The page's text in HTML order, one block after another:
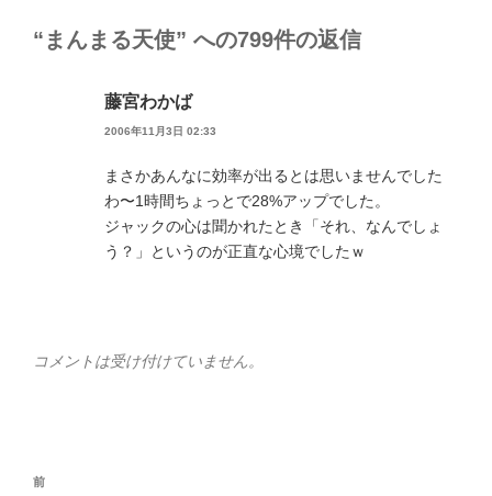
“まんまる天使” への799件の返信
藤宮わかば
2006年11月3日 02:33
まさかあんなに効率が出るとは思いませんでした
わ〜1時間ちょっとで28%アップでした。
ジャックの心は聞かれたとき「それ、なんでしょ
う？」というのが正直な心境でしたｗ
コメントは受け付けていません。
投
前
前